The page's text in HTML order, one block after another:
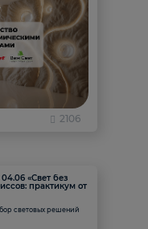
2106
«Свет без
практикум от
световых решений